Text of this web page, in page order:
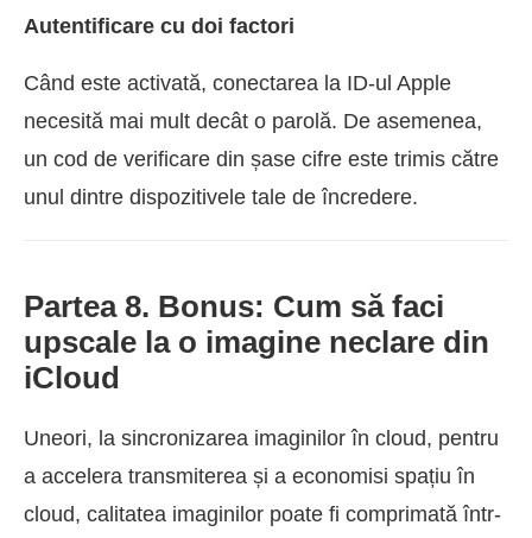
Autentificare cu doi factori
Când este activată, conectarea la ID-ul Apple
necesită mai mult decât o parolă. De asemenea,
un cod de verificare din șase cifre este trimis către
unul dintre dispozitivele tale de încredere.
Partea 8. Bonus: Cum să faci
upscale la o imagine neclare din
iCloud
Uneori, la sincronizarea imaginilor în cloud, pentru
a accelera transmiterea și a economisi spațiu în
cloud, calitatea imaginilor poate fi comprimată într-